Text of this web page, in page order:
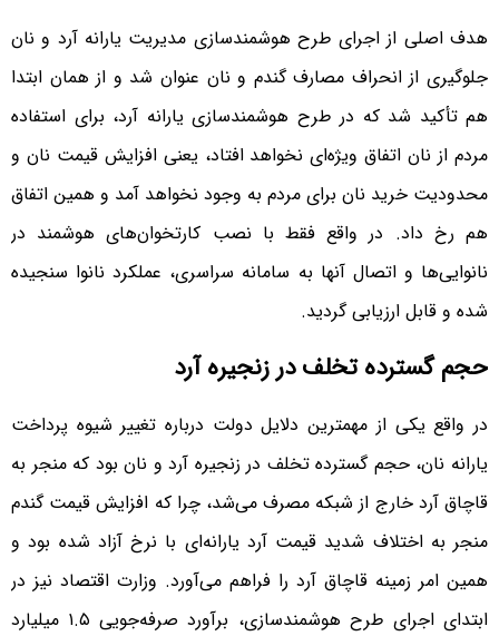
هدف اصلی از اجرای طرح هوشمندسازی مدیریت یارانه آرد و نان
جلوگیری از انحراف مصارف گندم و نان عنوان شد و از همان ابتدا
هم تأکید شد که در طرح هوشمندسازی یارانه آرد، برای استفاده
مردم از نان اتفاق ویژه‌ای نخواهد افتاد، یعنی افزایش قیمت نان و
محدودیت خرید نان برای مردم به وجود نخواهد آمد و همین اتفاق
هم رخ داد. در واقع فقط با نصب کارتخوان‌های هوشمند در
نانوایی‌ها و اتصال آنها به سامانه سراسری، عملکرد نانوا سنجیده
شده و قابل ارزیابی گردید.
حجم گسترده تخلف در زنجیره آرد
در واقع یکی از مهمترین دلایل دولت درباره تغییر شیوه پرداخت
یارانه نان، حجم گسترده تخلف در زنجیره آرد و نان بود که منجر به
قاچاق آرد خارج از شبکه مصرف می‌شد، چرا که افزایش قیمت گندم
منجر به اختلاف شدید قیمت آرد یارانه‌ای با نرخ آزاد شده بود و
همین امر زمینه قاچاق آرد را فراهم می‌آورد. وزارت اقتصاد نیز در
ابتدای اجرای طرح هوشمندسازی، برآورد صرفه‌جویی ۱.۵ میلیارد